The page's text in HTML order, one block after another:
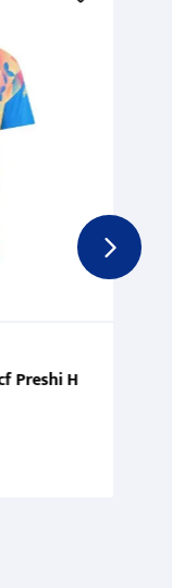
Preshi H